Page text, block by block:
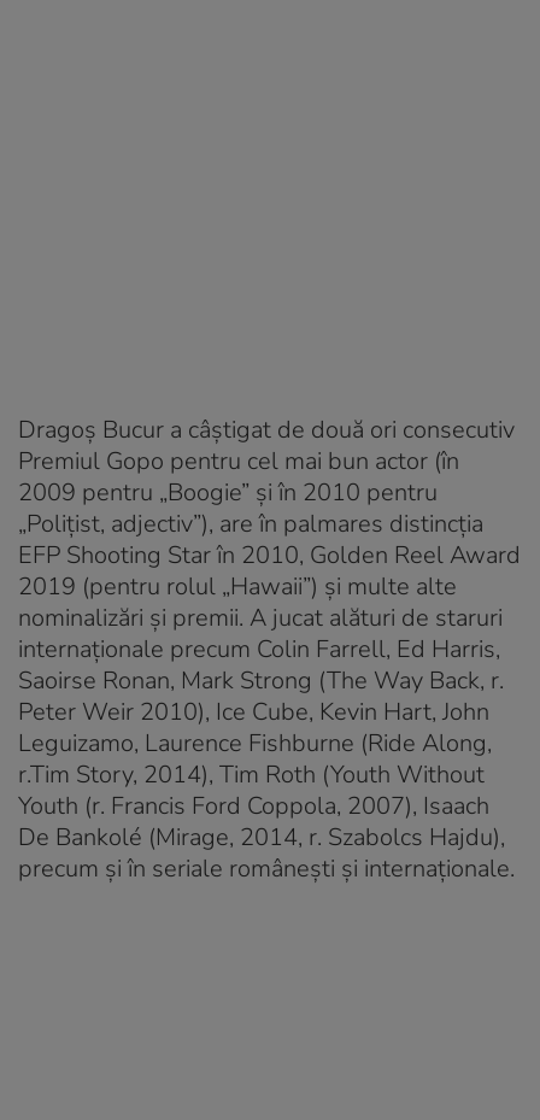
Dragoș Bucur a câștigat de două ori consecutiv
Premiul Gopo pentru cel mai bun actor (în
2009 pentru „Boogie” și în 2010 pentru
„Polițist, adjectiv”), are în palmares distincția
EFP Shooting Star în 2010, Golden Reel Award
2019 (pentru rolul „Hawaii”) și multe alte
nominalizări și premii. A jucat alături de staruri
internaționale precum Colin Farrell, Ed Harris,
Saoirse Ronan, Mark Strong (The Way Back, r.
Peter Weir 2010), Ice Cube, Kevin Hart, John
Leguizamo, Laurence Fishburne (Ride Along,
r.Tim Story, 2014), Tim Roth (Youth Without
Youth (r. Francis Ford Coppola, 2007), Isaach
De Bankolé (Mirage, 2014, r. Szabolcs Hajdu),
precum și în seriale românești și internaționale.